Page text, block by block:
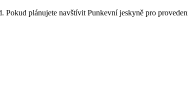
plánujete navštívit Punkevní jeskyně pro